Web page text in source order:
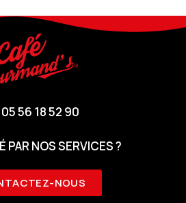
05 56 18 52 90
PAR NOS SERVICES ?
NOUS